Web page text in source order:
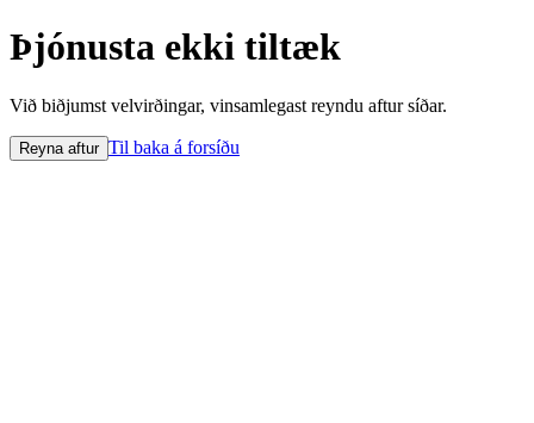
Þjónusta ekki tiltæk
Við biðjumst velvirðingar, vinsamlegast reyndu aftur síðar.
Reyna aftur Til baka á forsíðu